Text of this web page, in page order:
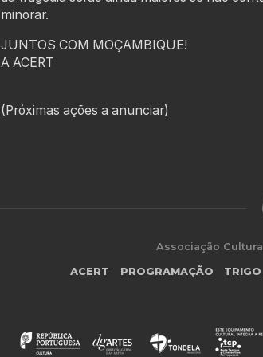
minorar.
JUNTOS COM MOÇAMBIQUE!
A ACERT
(Próximas ações a anunciar)
Associação
ACERT PROGRAMAÇÃO